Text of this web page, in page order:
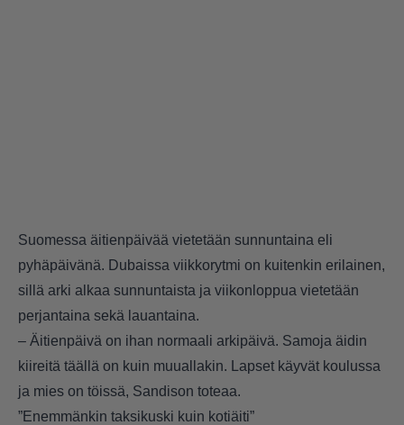
Suomessa äitienpäivää vietetään sunnuntaina eli
pyhäpäivänä. Dubaissa viikkorytmi on kuitenkin erilainen,
sillä arki alkaa sunnuntaista ja viikonloppua vietetään
perjantaina sekä lauantaina.
– Äitienpäivä on ihan normaali arkipäivä. Samoja äidin
kiireitä täällä on kuin muuallakin. Lapset käyvät koulussa
ja mies on töissä, Sandison toteaa.
”Enemmänkin taksikuski kuin kotiäiti”